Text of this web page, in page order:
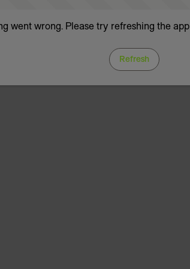
went wrong. Please try refreshing the app
Refresh